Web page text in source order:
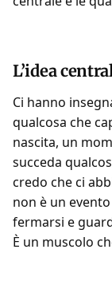
L’idea
Ci hanno
qualcosa che
nascita, un
succeda
credo che ci
non è un
fermarsi e
È un muscolo